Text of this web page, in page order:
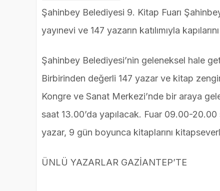
Şahinbey Belediyesi 9. Kitap Fuarı
yayınevi ve 147 yazarın katılımıyla
Şahinbey Belediyesi’nin geleneksel hale
Birbirinden değerli 147 yazar ve kitap
Kongre ve Sanat Merkezi’nde bir araya
saat 13.00’da yapılacak. Fuar 09.00-
yazar, 9 gün boyunca kitaplarını
ÜNLÜ YAZARLAR GAZİANTEP’TE